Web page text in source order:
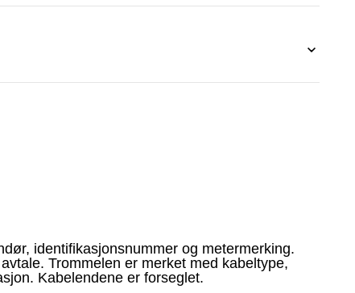
identifikasjonsnummer og metermerking.
Trommelen er merket med kabeltype,
Kabelendene er forseglet.